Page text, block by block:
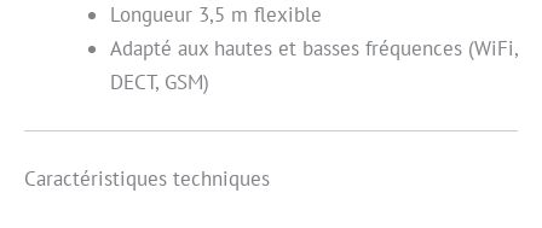
Longueur 3,5 m flexible
Adapté aux hautes et basses fréquences (WiFi,
DECT, GSM)
Caractéristiques techniques